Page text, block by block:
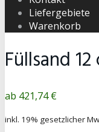
Liefergebiete
Warenkorb
Füllsand
Produktpreis
421,74 €
inkl. 19% gesetzlicher